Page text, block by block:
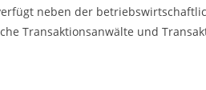
neben der
Transaktionsanwälte und